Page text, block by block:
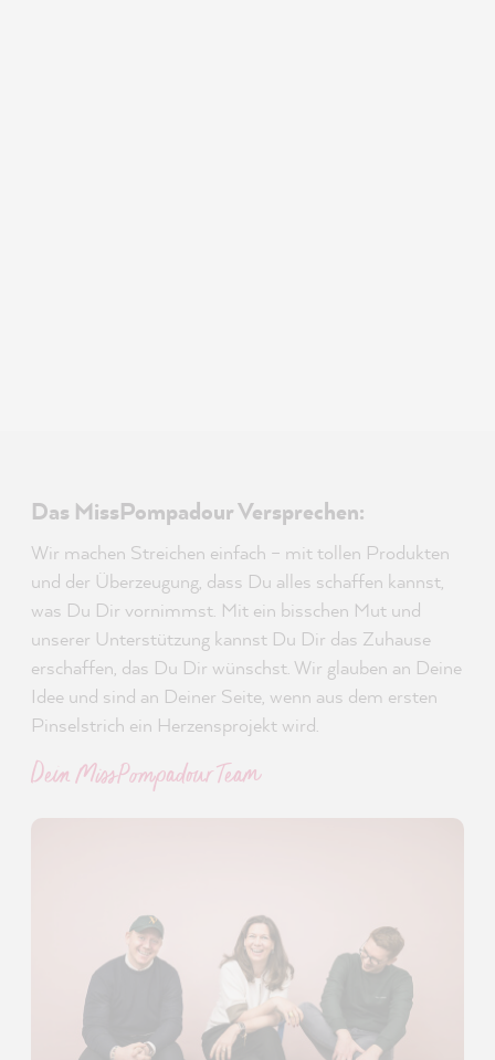
Das MissPompadour Versprechen:
Wir machen Streichen einfach – mit tollen Produkten
und der Überzeugung, dass Du alles schaffen kannst,
was Du Dir vornimmst. Mit ein bisschen Mut und
unserer Unterstützung kannst Du Dir das Zuhause
erschaffen, das Du Dir wünschst. Wir glauben an Deine
Idee und sind an Deiner Seite, wenn aus dem ersten
Pinselstrich ein Herzensprojekt wird.
Dein MissPompadour Team